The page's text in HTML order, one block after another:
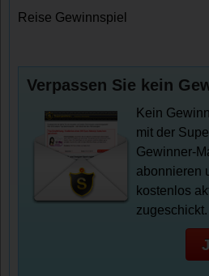
Reise Gewinnspiel
Verpassen Sie kein
Kein
mit der
Gewinner-
abonnieren
kostenlos
zugeschickt.